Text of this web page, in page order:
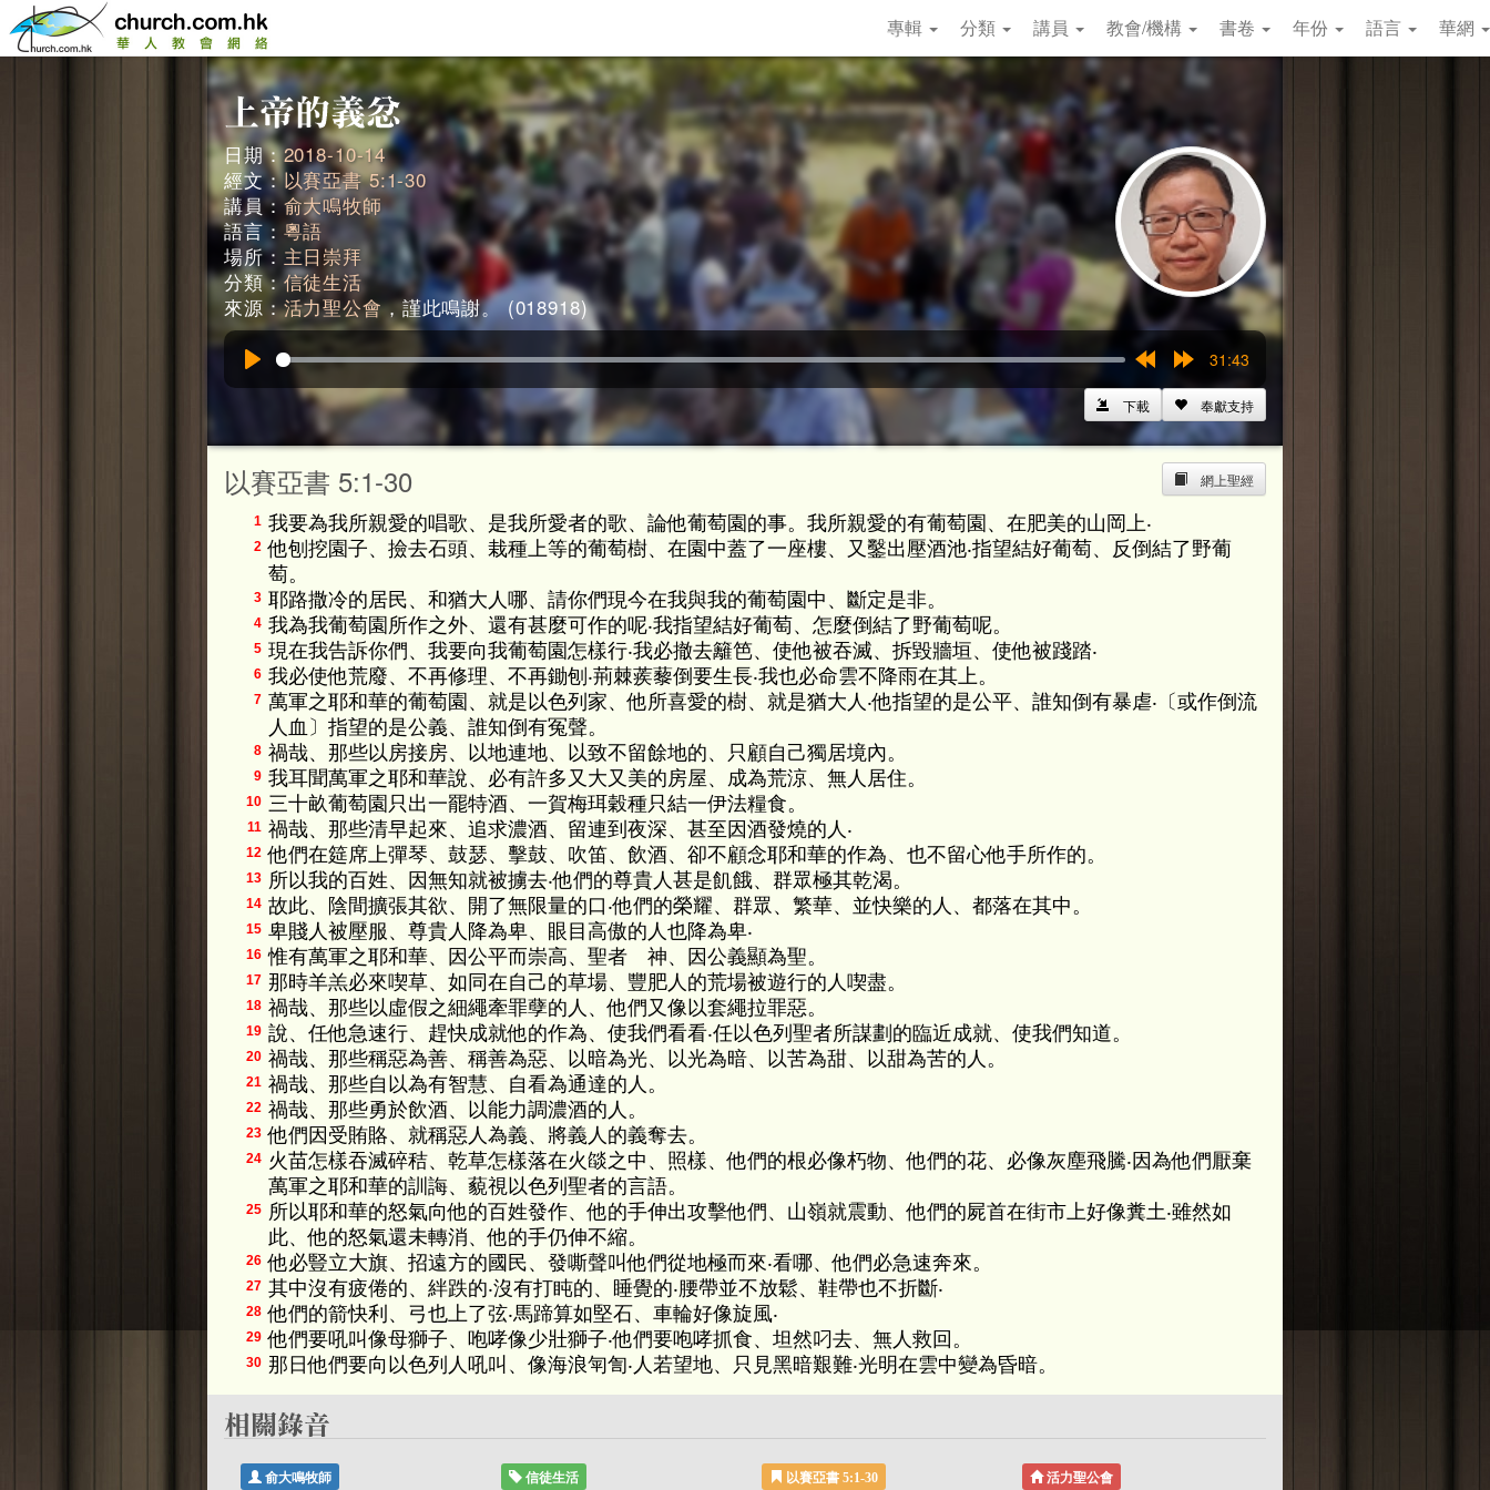
專輯 分類 講員 教會/機構 書卷 年份 語言 華網
日期：2018-10-14
經文：以賽亞書 5:1-30
講員：俞大鳴牧師
語言： 粵語
場所： 主日崇拜
分類：信徒生活
來源：活力聖公會，謹此鳴謝。 (018918)
15s
15s
31:43
奉獻支持
下載
網上聖經
以賽亞書 5:1-30
1 我要為我所親愛的唱歌、是我所愛者的歌、論他葡萄園的事。我所親愛的有葡萄園、在肥美的山岡上‧
2 他刨挖園子、撿去石頭、栽種上等的葡萄樹、在園中蓋了一座樓、又鑿出壓酒池‧指望結好葡萄、反倒結了野葡
萄。
3 耶路撒冷的居民、和猶大人哪、請你們現今在我與我的葡萄園中、斷定是非。
4 我為我葡萄園所作之外、還有甚麼可作的呢‧我指望結好葡萄、怎麼倒結了野葡萄呢。
5 現在我告訴你們、我要向我葡萄園怎樣行‧我必撤去籬笆、使他被吞滅、拆毀牆垣、使他被踐踏‧
6 我必使他荒廢、不再修理、不再鋤刨‧荊棘蒺藜倒要生長‧我也必命雲不降雨在其上。
7 萬軍之耶和華的葡萄園、就是以色列家、他所喜愛的樹、就是猶大人‧他指望的是公平、誰知倒有暴虐‧〔或作倒流
人血〕指望的是公義、誰知倒有冤聲。
8 禍哉、那些以房接房、以地連地、以致不留餘地的、只顧自己獨居境內。
9 我耳聞萬軍之耶和華說、必有許多又大又美的房屋、成為荒涼、無人居住。
10 三十畝葡萄園只出一罷特酒、一賀梅珥穀種只結一伊法糧食。
11 禍哉、那些清早起來、追求濃酒、留連到夜深、甚至因酒發燒的人‧
12 他們在筵席上彈琴、鼓瑟、擊鼓、吹笛、飲酒、卻不顧念耶和華的作為、也不留心他手所作的。
13 所以我的百姓、因無知就被擄去‧他們的尊貴人甚是飢餓、群眾極其乾渴。
14 故此、陰間擴張其欲、開了無限量的口‧他們的榮耀、群眾、繁華、並快樂的人、都落在其中。
15 卑賤人被壓服、尊貴人降為卑、眼目高傲的人也降為卑‧
16 惟有萬軍之耶和華、因公平而崇高、聖者 神、因公義顯為聖。
17 那時羊羔必來喫草、如同在自己的草場、豐肥人的荒場被遊行的人喫盡。
18 禍哉、那些以虛假之細繩牽罪孽的人、他們又像以套繩拉罪惡。
19 說、任他急速行、趕快成就他的作為、使我們看看‧任以色列聖者所謀劃的臨近成就、使我們知道。
20 禍哉、那些稱惡為善、稱善為惡、以暗為光、以光為暗、以苦為甜、以甜為苦的人。
21 禍哉、那些自以為有智慧、自看為通達的人。
22 禍哉、那些勇於飲酒、以能力調濃酒的人。
23 他們因受賄賂、就稱惡人為義、將義人的義奪去。
24 火苗怎樣吞滅碎秸、乾草怎樣落在火燄之中、照樣、他們的根必像朽物、他們的花、必像灰塵飛騰‧因為他們厭棄
萬軍之耶和華的訓誨、藐視以色列聖者的言語。
25 所以耶和華的怒氣向他的百姓發作、他的手伸出攻擊他們、山嶺就震動、他們的屍首在街市上好像糞土‧雖然如
此、他的怒氣還未轉消、他的手仍伸不縮。
26 他必豎立大旗、招遠方的國民、發嘶聲叫他們從地極而來‧看哪、他們必急速奔來。
27 其中沒有疲倦的、絆跌的‧沒有打盹的、睡覺的‧腰帶並不放鬆、鞋帶也不折斷‧
28 他們的箭快利、弓也上了弦‧馬蹄算如堅石、車輪好像旋風‧
29 他們要吼叫像母獅子、咆哮像少壯獅子‧他們要咆哮抓食、坦然叼去、無人救回。
30 那日他們要向以色列人吼叫、像海浪匉訇‧人若望地、只見黑暗艱難‧光明在雲中變為昏暗。
俞大鳴牧師 信徒生活 以賽亞書 5:1-30 活力聖公會